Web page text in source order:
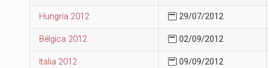
Hungría 2012 29/07/2012
Bélgica 2012 02/09/2012
Italia 2012 09/09/2012